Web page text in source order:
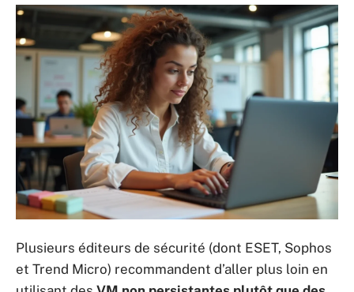
Plusieurs éditeurs de sécurité (dont ESET, Sophos
et Trend Micro) recommandent d’aller plus loin en